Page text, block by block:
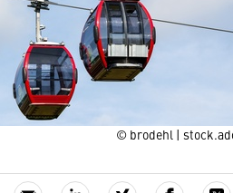
© brodehl |